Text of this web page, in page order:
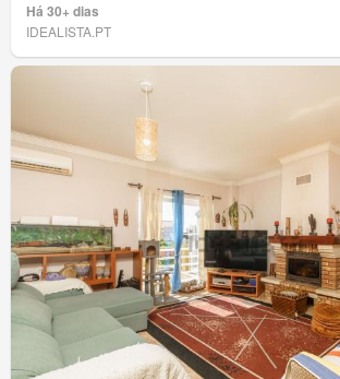
Há 30+ dias
IDEALISTA.PT